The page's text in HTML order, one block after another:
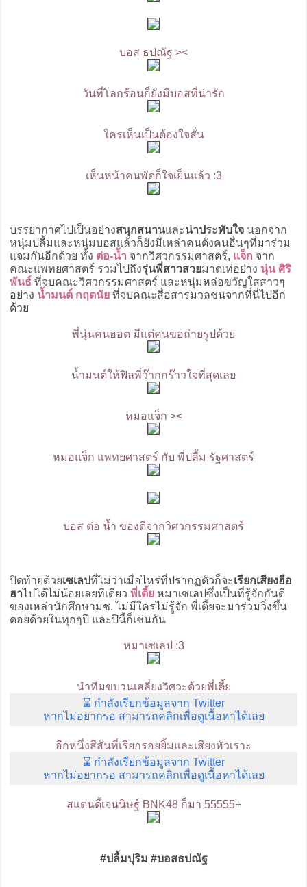
บอส ธปณัฐ ><
วันที่โลกร้อนก็ยังมีบอสที่น่ารัก
ใครเห็นเป็นต้องใจสั่น
เห็นหน้าคนพัดก็ใจเย็นแล้ว :3
บรรยากาศไปเป็นอย่างสนุกสนานและน่าประทับใจนอกจาก
หนุ่มปลื้มและหนุ่มบอสแล้วก็ยังมีเหล่าคนดังคนอื่นๆที่มาร่วม
แจมกันอีกด้วย ทั้ง ต่อ-น้ำ จากวิศวกรรมศาสตร์, แจ็ก จาก
คณะแพทยศาสตร์ รวมไปถึงรุ่นพี่สาวสวยมาดเท่อย่าง นุ่น ศิริ
พันธ์ ที่จบคณะวิศวกรรมศาสตร์ และหนุ่มหล่อขวัญใสสาวๆ
อย่าง น้ำมนต์ กฤตนัยที่จบคณะสื่อสารมวลชนจากที่นี่ไปอีก
ด้วย
พี่นุ่นคนฮอต มีแต่คนขอถ่ายรูปด้วย
น้ำมนต์ให้ฟิลพี่ว๊ากกร๊าวใจที่สุดเลย
หมอแจ็ก ><
หมอแจ็ก แพทยศาสตร์ กับ พี่ปลื้ม รัฐศาสตร์
บอส ต่อ น้ำ ของดีจากวิศวกรรมศาสตร์
ปิดท้ายด้วยเซเลปที่ไม่ว่าเมื่อไหร่ที่ปรากฏตัวก็จะเรียกเสียงฮือ
ฮาไปได้ไม่น้อยเลยทีเดียว พี่เตี้ยหมาเซเลปซึ่งเป็นที่รู้จักกันดี
ของเหล่านักศึกษามช. ไม่มีใครไม่รู้จัก พี่เตี้ยจะมาร่วมวิ่งขึ้น
ดอยด้วยในทุกๆปี และปีนี้ก็เช่นกัน
หมาเซเลป :3
นำทีมขบวนเสลี่ยงวิศวะด้วยพี่เตี้ย
⌛ กำลังเรียกข้อมูลจาก Twitter
หากไม่อยากรอ สามารถคลิกเพื่อดูเนื้อหาได้เลย
อีกหนึ่งสีสันที่เรียกรอยยิ้มและเสียงหัวเราะ
⌛ กำลังเรียกข้อมูลจาก Twitter
หากไม่อยากรอ สามารถคลิกเพื่อดูเนื้อหาได้เลย
สแตนดี้เจนนิษฐ์ BNK48 ก็มา 55555+
#ปลื้มปุริม #บอสธปณัฐ